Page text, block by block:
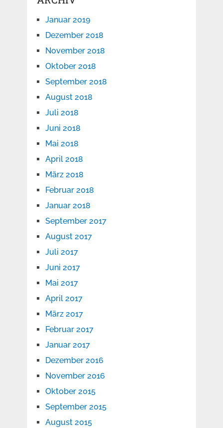
Januar 2019
Dezember 2018
November 2018
Oktober 2018
September 2018
August 2018
Juli 2018
Juni 2018
Mai 2018
April 2018
März 2018
Februar 2018
Januar 2018
September 2017
August 2017
Juli 2017
Juni 2017
Mai 2017
April 2017
März 2017
Februar 2017
Januar 2017
Dezember 2016
November 2016
Oktober 2015
September 2015
August 2015